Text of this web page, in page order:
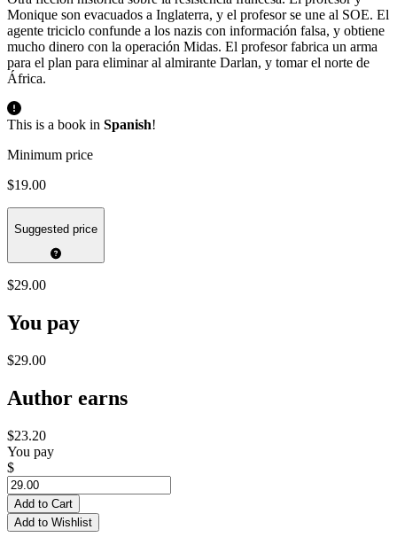
Monique son evacuados a Inglaterra, y el profesor se une al SOE. El
agente triciclo confunde a los nazis con información falsa, y obtiene
mucho dinero con la operación Midas. El profesor fabrica un arma
para el plan para eliminar al almirante Darlan, y tomar el norte de
África.
This is a book in Spanish!
Minimum price
$19.00
Suggested price
$29.00
You pay
$29.00
Author earns
$23.20
You pay
$
Add to Cart
Add to Wishlist